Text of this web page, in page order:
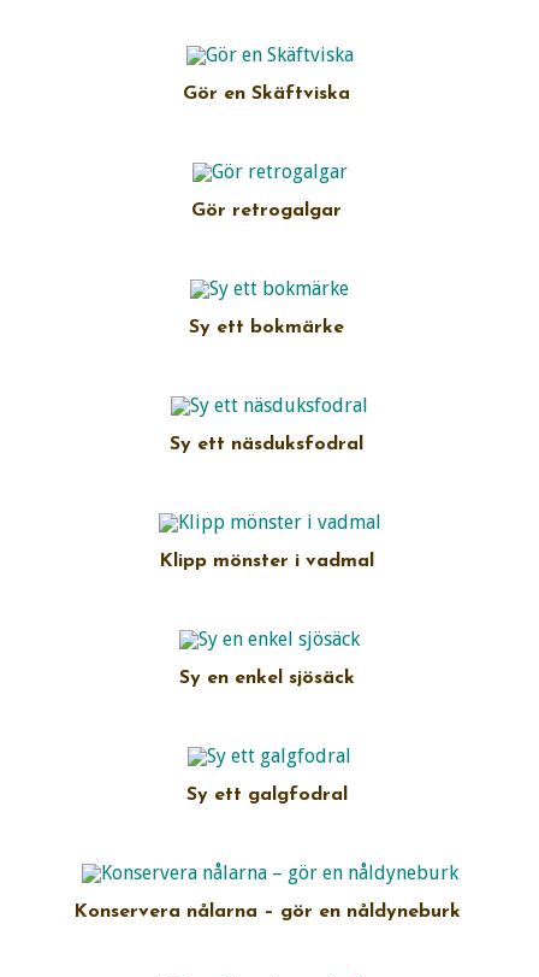
Gör en Skäftviska
Gör retrogalgar
Sy ett bokmärke
Sy ett näsduksfodral
Klipp mönster i vadmal
Sy en enkel sjösäck
Sy ett galgfodral
Konservera nålarna – gör en nåldyneburk